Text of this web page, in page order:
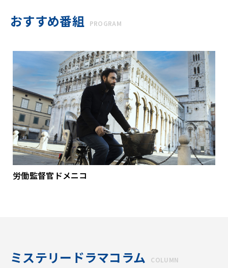
おすすめ番組 PROGRAM
労働監督官ドメニコ
ミステリードラマコラム COLUMN